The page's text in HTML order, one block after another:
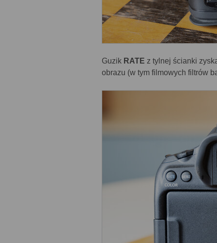
Guzik RATE z tylnej ścianki
obrazu (w tym filmowych filtrów